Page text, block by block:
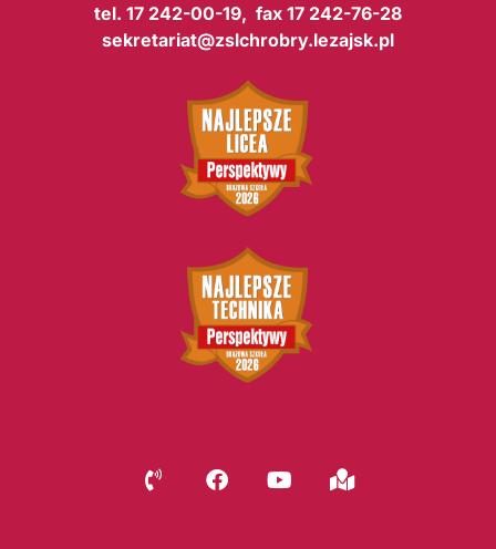
tel. 17 242-00-19, fax 17 242-76-28
sekretariat@zslchrobry.lezajsk.pl